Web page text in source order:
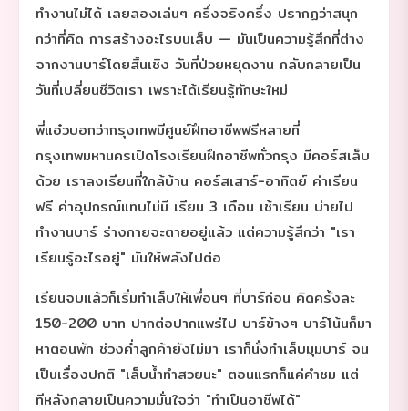
ทำงานไม่ได้ เลยลองเล่นๆ ครึ่งจริงครึ่ง ปรากฏว่าสนุก
กว่าที่คิด การสร้างอะไรบนเล็บ — มันเป็นความรู้สึกที่ต่าง
จากงานบาร์โดยสิ้นเชิง วันที่ป่วยหยุดงาน กลับกลายเป็น
วันที่เปลี่ยนชีวิตเรา เพราะได้เรียนรู้ทักษะใหม่
พี่แอ๋วบอกว่ากรุงเทพมีศูนย์ฝึกอาชีพฟรีหลายที่
กรุงเทพมหานครเปิดโรงเรียนฝึกอาชีพทั่วกรุง มีคอร์สเล็บ
ด้วย เราลงเรียนที่ใกล้บ้าน คอร์สเสาร์-อาทิตย์ ค่าเรียน
ฟรี ค่าอุปกรณ์แทบไม่มี เรียน 3 เดือน เช้าเรียน บ่ายไป
ทำงานบาร์ ร่างกายจะตายอยู่แล้ว แต่ความรู้สึกว่า "เรา
เรียนรู้อะไรอยู่" มันให้พลังไปต่อ
เรียนจบแล้วก็เริ่มทำเล็บให้เพื่อนๆ ที่บาร์ก่อน คิดครั้งละ
150-200 บาท ปากต่อปากแพร่ไป บาร์ข้างๆ บาร์โน้นก็มา
หาตอนพัก ช่วงค่ำลูกค้ายังไม่มา เราก็นั่งทำเล็บมุมบาร์ จน
เป็นเรื่องปกติ "เล็บน้ำทำสวยนะ" ตอนแรกก็แค่คำชม แต่
ทีหลังกลายเป็นความมั่นใจว่า "ทำเป็นอาชีพได้"